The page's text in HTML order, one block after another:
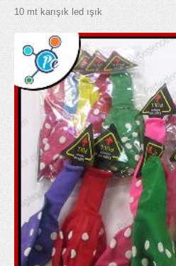
10 mt karışık led ışık